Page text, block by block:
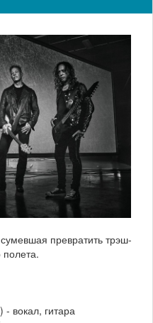
превратить трэш-
полета.
вокал, гитара